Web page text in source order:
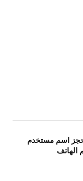
حجز اسم مستخدم
الهاتف